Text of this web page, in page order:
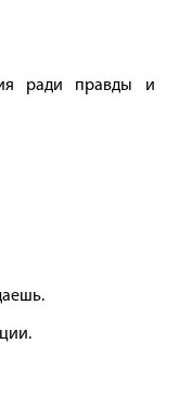
ради правды и